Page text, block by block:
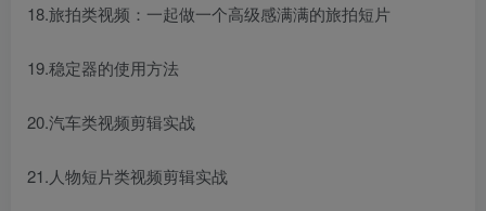
18.旅拍类视频：一起做一个高级感满满的旅拍短片
19.稳定器的使用方法
20.汽车类视频剪辑实战
21.人物短片类视频剪辑实战